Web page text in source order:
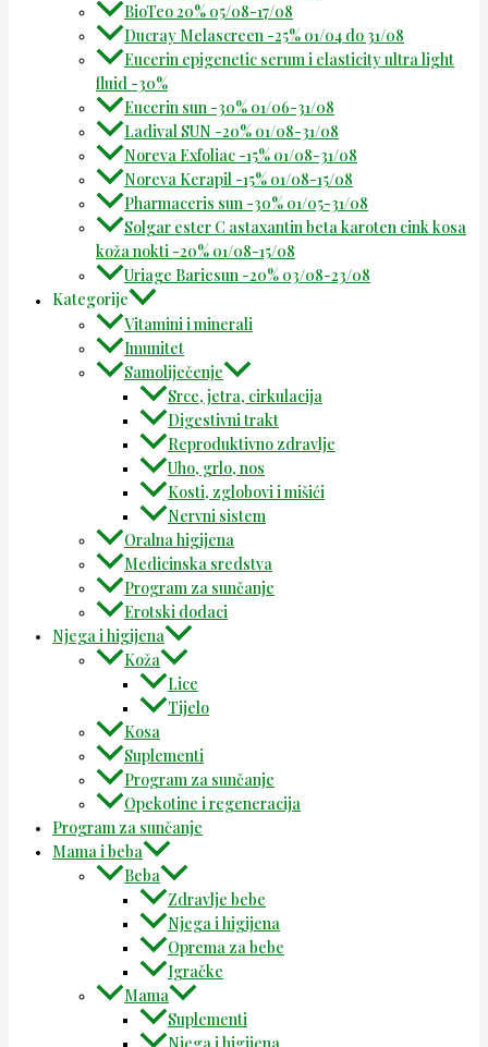
BioTeo 20% 05/08-17/08
Ducray Melascreen -25% 01/04 do 31/08
Eucerin epigenetic serum i elasticity ultra light
fluid -30%
Eucerin sun -30% 01/06-31/08
Ladival SUN -20% 01/08-31/08
Noreva Exfoliac -15% 01/08-31/08
Noreva Kerapil -15% 01/08-15/08
Pharmaceris sun -30% 01/05-31/08
Solgar ester C astaxantin beta karoten cink kosa
koža nokti -20% 01/08-15/08
Uriage Bariesun -20% 03/08-23/08
Kategorije
Vitamini i minerali
Imunitet
Samoliječenje
Srce, jetra, cirkulacija
Digestivni trakt
Reproduktivno zdravlje
Uho, grlo, nos
Kosti, zglobovi i mišići
Nervni sistem
Oralna higijena
Medicinska sredstva
Program za sunčanje
Erotski dodaci
Njega i higijena
Koža
Lice
Tijelo
Kosa
Suplementi
Program za sunčanje
Opekotine i regeneracija
Program za sunčanje
Mama i beba
Beba
Zdravlje bebe
Njega i higijena
Oprema za bebe
Igračke
Mama
Suplementi